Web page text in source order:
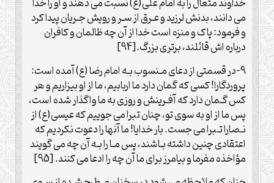
می دانند، بدنش لرزید و عـرق از سـر و رویش جـریان پیدا کرد
و فرمود: پاک و منزه است خدا از آن چه ظالمان و کافران
درباره اش قائلند، برتری بزرگ.[94]
9-در قسمتی از دعای مـنسوب بـه امام رضا (ع) آمده است:
پروردگارا! کسی که گمان دارد ما اربابیم، ما از او بیزاریم و هر
کس گـمان دارد که آفـرینش و روزی به ما واگذار شده است،
پس ما از او به سوی تو، چنان تبرا می جوییم که عیسی(ع) از
نـصارا تـبرا می جست. بار خدایا! ما آنها را دعوت نکردیم که
اعتقادی چنین داشته بـاشند، پس مـا را بـه آن چه می گویند
مؤاخذه مفرما و بیامرز برای ما آن چه را ادعا می کنند. [95]